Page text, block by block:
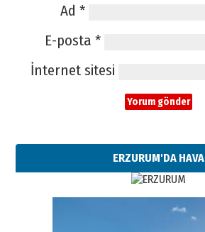
Ad *
E-posta *
İnternet sitesi
ERZURUM'DA HAVA